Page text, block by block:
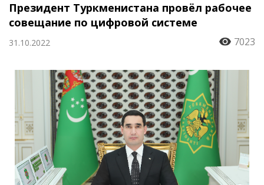
Президент Туркменистана провёл рабочее
совещание по цифровой системе
31.10.2022 7023